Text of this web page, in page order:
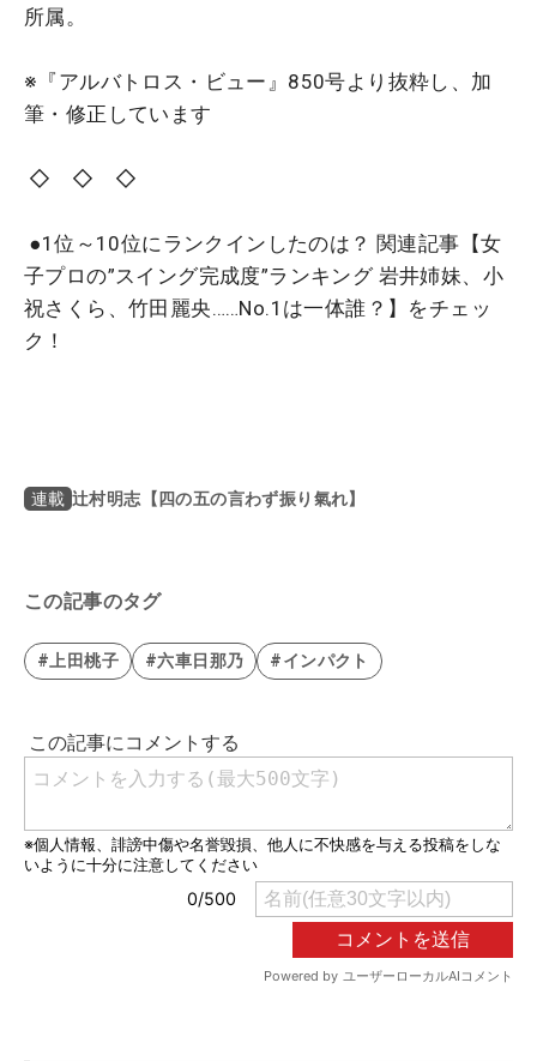
所属。
※『アルバトロス・ビュー』850号より抜粋し、加
筆・修正しています
◇ ◇ ◇
●1位～10位にランクインしたのは？ 関連記事【女
子プロの”スイング完成度”ランキング 岩井姉妹、小
祝さくら、竹田麗央……No.1は一体誰？】をチェッ
ク！
連載 辻村明志【四の五の言わず振り氣れ】
この記事のタグ
#上田桃子 #六車日那乃 #インパクト